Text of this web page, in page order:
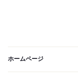
ホームページ